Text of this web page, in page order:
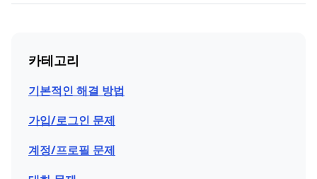
카테고리
기본적인 해결 방법
가입/로그인 문제
계정/프로필 문제